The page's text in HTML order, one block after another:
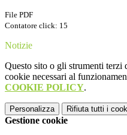
File PDF
Contatore click: 15
Notizie
Questo sito o gli strumenti terzi
cookie necessari al
COOKIE POLICY.
Personalizza Rifiuta tutti i
Gestione cookie